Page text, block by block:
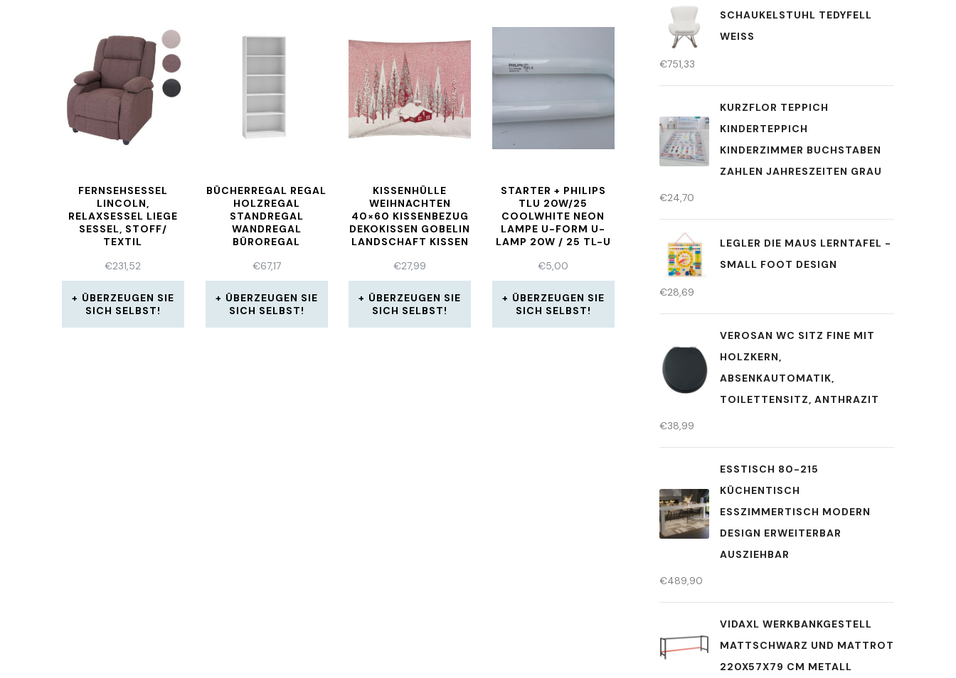
FERNSEHSESSEL
LINCOLN,
RELAXSESSEL LIEGE
SESSEL, STOFF/
TEXTIL
€231,52
ÜBERZEUGEN SIE
SICH SELBST!
BÜCHERREGAL REGAL
HOLZREGAL
STANDREGAL
WANDREGAL
BÜROREGAL
€67,17
ÜBERZEUGEN SIE
SICH SELBST!
KISSENHÜLLE
WEIHNACHTEN
40×60 KISSENBEZUG
DEKOKISSEN GOBELIN
LANDSCHAFT KISSEN
€27,99
ÜBERZEUGEN SIE
SICH SELBST!
STARTER + PHILIPS
TLU 20W/25
COOLWHITE NEON
LAMPE U-FORM U-
LAMP 20W / 25 TL-U
€5,00
ÜBERZEUGEN SIE
SICH SELBST!
SCHAUKELSTUHL TEDYFELL
WEISS
€751,33
KURZFLOR TEPPICH
KINDERTEPPICH
KINDERZIMMER BUCHSTABEN
ZAHLEN JAHRESZEITEN GRAU
€24,70
LEGLER DIE MAUS LERNTAFEL -
SMALL FOOT DESIGN
€28,69
VEROSAN WC SITZ FINE MIT
HOLZKERN,
ABSENKAUTOMATIK,
TOILETTENSITZ, ANTHRAZIT
€38,99
ESSTISCH 80-215
KÜCHENTISCH
ESSZIMMERTISCH MODERN
DESIGN ERWEITERBAR
AUSZIEHBAR
€489,90
VIDAXL WERKBANKGESTELL
MATTSCHWARZ UND MATTROT
220X57X79 CM METALL